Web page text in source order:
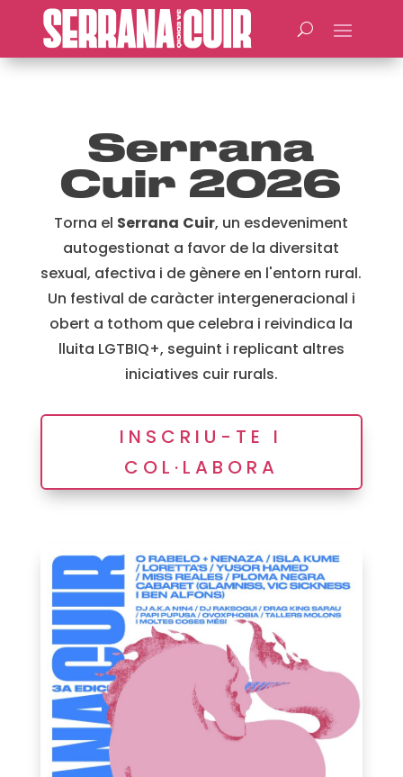
Serrana
Cuir 2026
Torna el Serrana Cuir, un esdeveniment
autogestionat a favor de la diversitat
sexual, afectiva i de gènere en l'entorn rural.
Un festival de caràcter intergeneracional i
obert a tothom que celebra i reivindica la
lluita LGTBIQ+, seguint i replicant altres
iniciatives cuir rurals.
INSCRIU-TE I
COL·LABORA